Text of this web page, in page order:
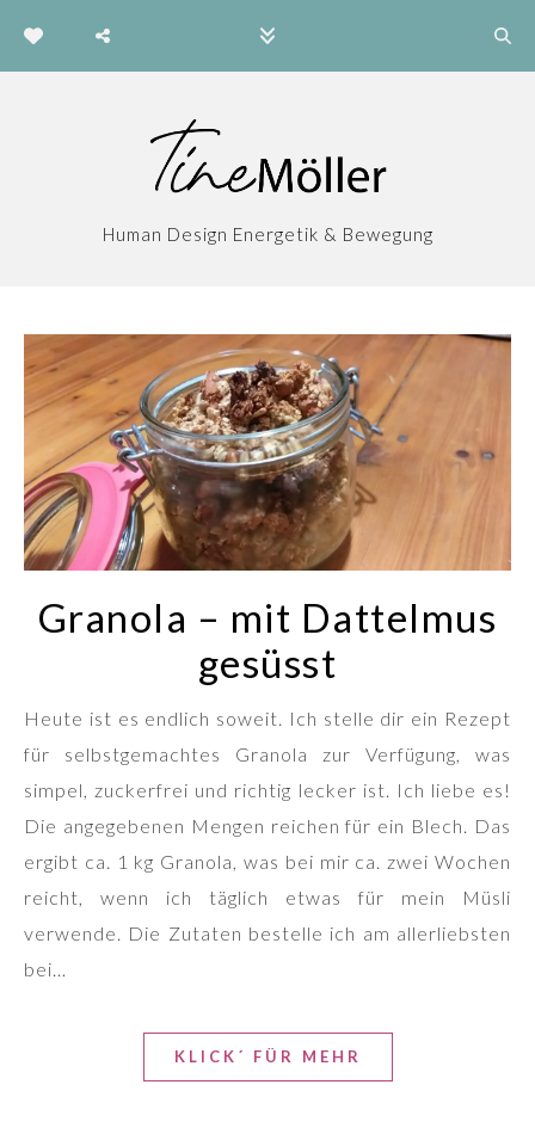
Human Design Energetik & Bewegung
Granola – mit Dattelmus
gesüsst
Heute ist es endlich soweit. Ich stelle dir ein Rezept
für selbstgemachtes Granola zur Verfügung, was
simpel, zuckerfrei und richtig lecker ist. Ich liebe es!
Die angegebenen Mengen reichen für ein Blech. Das
ergibt ca. 1 kg Granola, was bei mir ca. zwei Wochen
reicht, wenn ich täglich etwas für mein Müsli
verwende. Die Zutaten bestelle ich am allerliebsten
bei…
KLICK´ FÜR MEHR